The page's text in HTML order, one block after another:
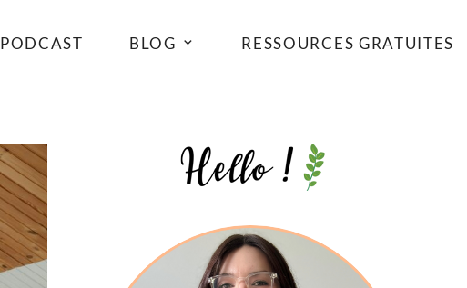
PODCAST BLOG RESSOURCES GRATUITES